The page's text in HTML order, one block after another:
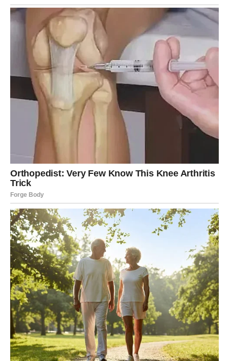
nego ikada prije.
Jedna osoba mogla bi promijeniti
vašu budućnost
Zvijezde pokazuju da će jedna osoba igrati veoma važnu
ulogu u vašem životu tokom narednog perioda.
To može biti neko iz prošlosti, ali i osoba koju ste
nedavno upoznali. Upravo zahvaljujući toj osobi mogli
biste donijeti veoma važnu odluku koja će kasnije
potpuno promijeniti vaš život.
Mnogi Ovnovi će kroz taj odnos dobiti podršku, motivaciju
i snagu koja im je dugo nedostajala.
Vaša energija postaje mnogo jača
Najveća promjena koja vam dolazi jeste ona unutrašnja.
Tokom ostatka maja osjećaćete mnogo više energije,
samopouzdanja i želje za uspjehom. Problemi koji su vas
ranije iscrpljivali polako gube svoju moć nad vama.
Konačno ćete početi vjerovati da možete ostvariti ono što
želite i da vas ništa više ne može zaustaviti.